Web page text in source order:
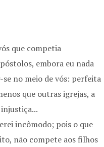
que competia
embora eu nada
no meio de vós: perfeita
que outras igrejas, a
incômodo; pois o que
não compete aos filhos